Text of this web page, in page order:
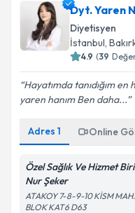
Dyt. Yaren
Diyetisyen
İstanbul,
4.9 (39
Hayatımda tanıdığım
yaren hanım Ben daha...
Adres 1 Online
Özel Sağlık Ve Hizmet
Nur Şeker
ATAKOY 7-8-9-10 KİSM
BLOK KAT6 D63